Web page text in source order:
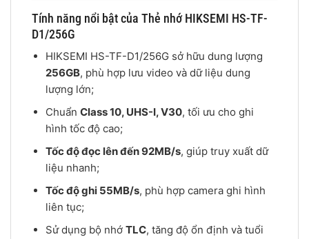
Tính năng nổi bật của Thẻ nhớ HIKSEMI HS-TF-
D1/256G
HIKSEMI HS-TF-D1/256G sở hữu dung lượng
256GB, phù hợp lưu video và dữ liệu dung
lượng lớn;
Chuẩn Class 10, UHS-I, V30, tối ưu cho ghi
hình tốc độ cao;
Tốc độ đọc lên đến 92MB/s, giúp truy xuất dữ
liệu nhanh;
Tốc độ ghi 55MB/s, phù hợp camera ghi hình
liên tục;
Sử dụng bộ nhớ TLC, tăng độ ổn định và tuổi